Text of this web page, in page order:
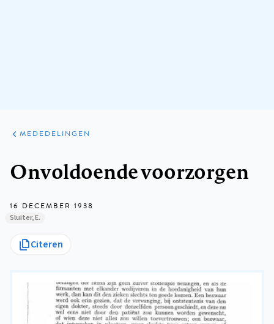
ARTIKELEN
VARIA
MEDEDELINGEN
Onvoldoende voorzorgen
16 DECEMBER 1938
Sluiter, E.
Citeren